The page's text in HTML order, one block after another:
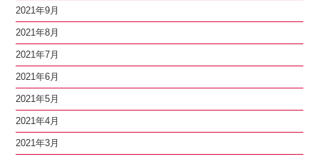
2021年9月
2021年8月
2021年7月
2021年6月
2021年5月
2021年4月
2021年3月